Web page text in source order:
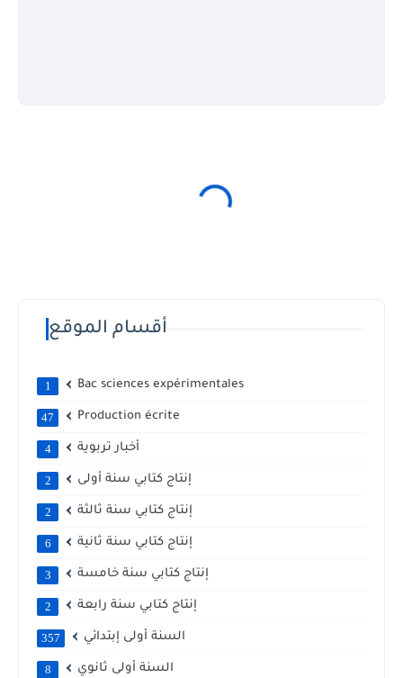
أقسام الموقع
Bac sciences expérimentales
1
Production écrite
47
أخبار تربوية 4
إنتاج كتابي سنة أولى 2
إنتاج كتابي سنة ثالثة 2
إنتاج كتابي سنة ثانية 6
إنتاج كتابي سنة خامسة 3
إنتاج كتابي سنة رابعة 2
السنة أولى إبتدائي 357
السنة أولى ثانوي 8